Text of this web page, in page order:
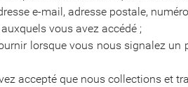
e-mail, adresse postale,
vous avez accédé ;
lorsque vous nous signalez
accepté que nous collections et